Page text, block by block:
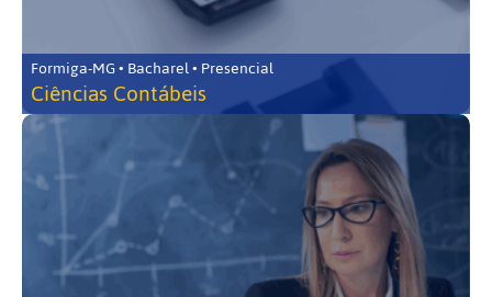
Formiga-MG • Bacharel • Presencial
Ciências Contábeis